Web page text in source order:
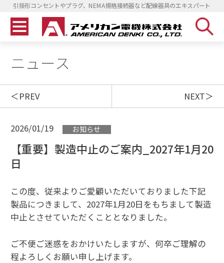
引掛形コンセントやプラグ、NEMA規格接続器など配線器具のエキスパート
ニュース
PREV NEXT
2026/01/19 お知らせ
【重要】製造中止のご案内_2027年1月20
日
この度、従来よりご愛顧いただいておりました下記
製品につきまして、2027年1月20日をもちまして製造
中止とさせていただくこととなりました。
ご不便ご迷惑をおかけいたしますが、何卒ご理解の
程よろしくお願い申し上げます。